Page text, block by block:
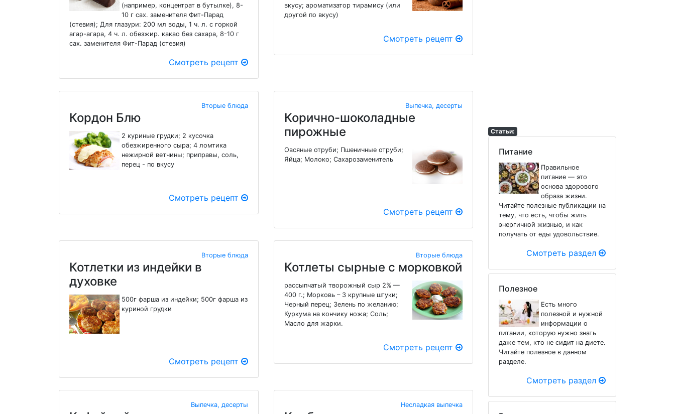
(например, концентрат в бутылке), 8-
10 г сах. заменителя Фит-Парад
(стевия); Для глазури: 200 мл воды, 1 ч. л. с горкой
агар-агара, 4 ч. л. обезжир. какао без сахара, 8-10 г
сах. заменителя Фит-Парад (стевия)
Смотреть рецепт
вкусу; ароматизатор тирамису (или
другой по вкусу)
Смотреть рецепт
Вторые блюда
Кордон Блю
2 куриные грудки; 2 кусочка
обезжиренного сыра; 4 ломтика
нежирной ветчины; приправы, соль,
перец - по вкусу
Смотреть рецепт
Выпечка, десерты
Корично-шоколадные
пирожные
Овсяные отруби; Пшеничные отруби;
Яйца; Молоко; Сахарозаменитель
Смотреть рецепт
Вторые блюда
Котлетки из индейки в
духовке
500г фарша из индейки; 500г фарша из
куриной грудки
Смотреть рецепт
Вторые блюда
Котлеты сырные с морковкой
рассыпчатый творожный сыр 2% —
400 г.; Морковь – 3 крупные штуки;
Черный перец; Зелень по желанию;
Куркума на кончику ножа; Соль;
Масло для жарки.
Смотреть рецепт
Выпечка, десерты Несладкая выпечка
Статьи:
Питание
Правильное
питание — это
основа здорового
образа жизни.
Читайте полезные публикации на
тему, что есть, чтобы жить
энергичной жизнью, и как
получать от еды удовольствие.
Смотреть раздел
Полезное
Есть много
полезной и нужной
информации о
питании, которую нужно знать
даже тем, кто не сидит на диете.
Читайте полезное в данном
разделе.
Смотреть раздел